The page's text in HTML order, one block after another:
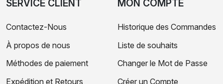
SERVICE CLIENT
Contactez-Nous
À propos de nous
Méthodes de paiement
Expédition et Retours
MON COMPTE
Historique des Commandes
Liste de souhaits
Changer le Mot de Passe
Créer un Compte